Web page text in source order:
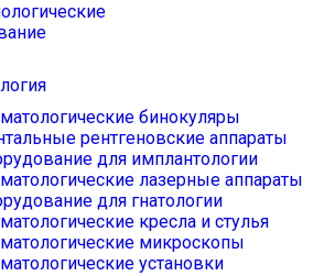
бинокуляры
рентгеновские аппараты
для имплантологии
лазерные аппараты
для гнатологии
кресла и стулья
микроскопы
установки